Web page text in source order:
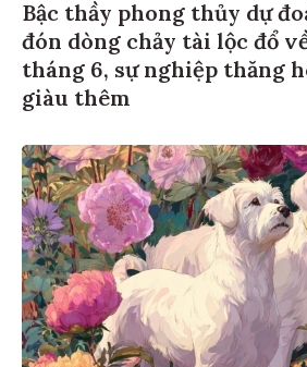
Bậc thầy phong thủy dự
đón dòng chảy tài lộc đổ
tháng 6, sự nghiệp thăng
giàu thêm